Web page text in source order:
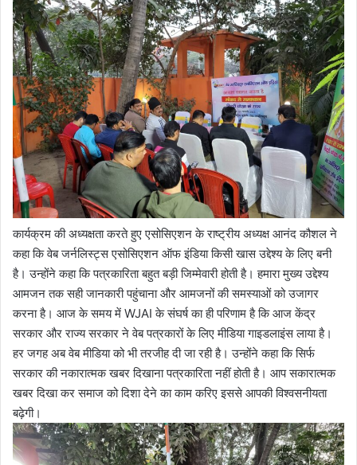
कार्यक्रम की अध्यक्षता करते हुए एसोसिएशन के राष्ट्रीय अध्यक्ष आनंद कौशल ने
कहा कि वेब जर्नलिस्ट्स एसोसिएशन ऑफ इंडिया किसी खास उद्देश्य के लिए बनी
है। उन्होंने कहा कि पत्रकारिता बहुत बड़ी जिम्मेवारी होती है। हमारा मुख्य उद्देश्य
आमजन तक सही जानकारी पहुंचाना और आमजनों की समस्याओं को उजागर
करना है। आज के समय में WJAI के संघर्ष का ही परिणाम है कि आज केंद्र
सरकार और राज्य सरकार ने वेब पत्रकारों के लिए मीडिया गाइडलाइंस लाया है।
हर जगह अब वेब मीडिया को भी तरजीह दी जा रही है। उन्होंने कहा कि सिर्फ
सरकार की नकारात्मक खबर दिखाना पत्रकारिता नहीं होती है। आप सकारात्मक
खबर दिखा कर समाज को दिशा देने का काम करिए इससे आपकी विश्वसनीयता
बढ़ेगी।